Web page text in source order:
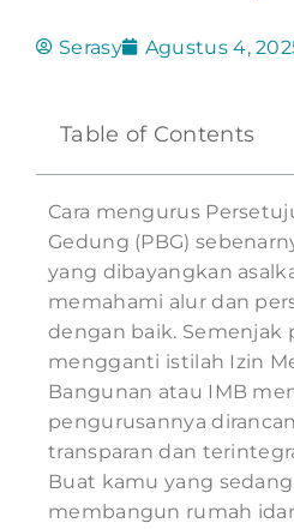
Serasy Agustus 4,
Table of Contents
Cara mengurus
Gedung (PBG)
yang dibayangkan
memahami alur dan
dengan baik. Semenjak
mengganti istilah Izin
Bangunan atau IMB
pengurusannya
transparan dan
Buat kamu yang
membangun rumah